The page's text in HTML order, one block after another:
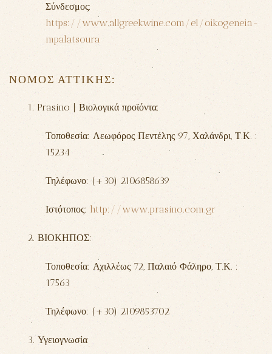
Σύνδεσμος:
https://www.allgreekwine.com/el/oikogeneia-
mpalatsoura
ΝΟΜΟΣ ΑΤΤΙΚΗΣ:
1. Prasino | Βιολογικά προϊόντα:
Τοποθεσία: Λεωφόρος Πεντέλης 97, Χαλάνδρι, Τ.Κ. :
15234
Τηλέφωνο: (+30) 2106858639
Ιστότοπος: http://www.prasino.com.gr
2. ΒΙΟΚΗΠΟΣ:
Τοποθεσία: Αχιλλέως 72, Παλαιό Φάληρο, Τ.Κ. :
17563
Τηλέφωνο: (+30) 2109853702
3. Υγειογνωσία